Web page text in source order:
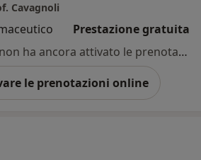
Cavagnoli
Prestazione gratuita
Questo dottore non ha ancora attivato le prenotazioni online presso questo indirizzo.
le prenotazioni online